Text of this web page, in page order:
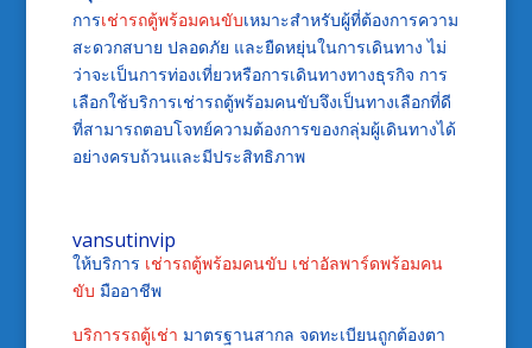
การเช่ารถตู้พร้อมคนขับเหมาะสำหรับผู้ที่ต้องการความ
สะดวกสบาย ปลอดภัย และยืดหยุ่นในการเดินทาง ไม่
ว่าจะเป็นการท่องเที่ยวหรือการเดินทางทางธุรกิจ การ
เลือกใช้บริการเช่ารถตู้พร้อมคนขับจึงเป็นทางเลือกที่ดี
ที่สามารถตอบโจทย์ความต้องการของกลุ่มผู้เดินทางได้
อย่างครบถ้วนและมีประสิทธิภาพ
vansutinvip
ให้บริการ เช่ารถตู้พร้อมคนขับ เช่าอัลพาร์ดพร้อมคน
ขับ มืออาชีพ
บริการรถตู้เช่า มาตรฐานสากล จดทะเบียนถูกต้องตา